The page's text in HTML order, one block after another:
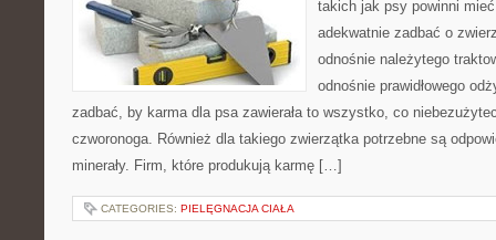
takich jak psy powinni
adekwatnie zadbać o
odnośnie należytego
odnośnie prawidłowego
zadbać, by karma dla psa zawierała to wszystko, co
czworonoga. Również dla takiego zwierzątka potrzebne są
minerały. Firm, które produkują karmę […]
CATEGORIES: PIELĘGNACJA CIAŁA